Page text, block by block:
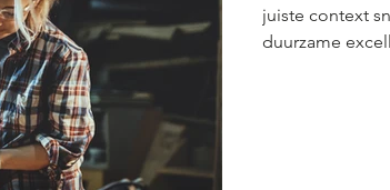
juiste context
duurzame